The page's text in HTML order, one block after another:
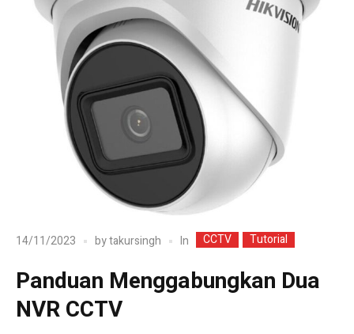
14/11/2023 bytakursingh In CCTV Tutorial
Panduan Menggabungkan Dua
NVR CCTV